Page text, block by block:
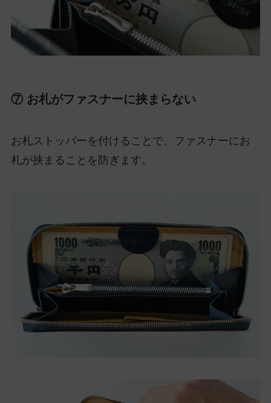
⑦ お札がファスナーに挟まらない
お札ストッパーを付けることで、ファスナーにお
札が挟まることを防ぎます。